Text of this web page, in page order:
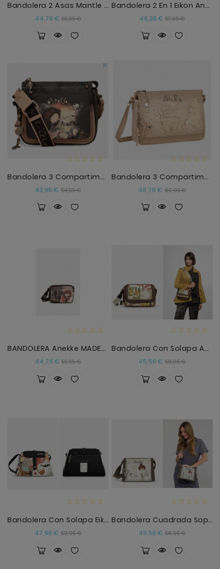
Bandolera 2 Asas Mantle Anekke
44,76 € Precio
55,95 €Precio
Bandolera 2 En 1 Eikon Anekke
46,36 € Precio
57,95 €Precio
Bandolera 3 Compartimentos Dreamverse Anekke
43,96 € Precio
54,95 €Precio
Bandolera 3 Compartimentos Nude Studio
48,76 € Precio
60,95 €Precio
BANDOLERA Anekke MADEMOISELLE
44,76 € Precio
55,95 €Precio
Bandolera Con Solapa Amphora
45,56 € Precio
56,95 €Precio
Bandolera Con Solapa Eikon Anekke
47,96 € Precio
59,95 €Precio
Bandolera Cuadrada Sophia Anekke
45,56 € Precio
56,95 €Precio